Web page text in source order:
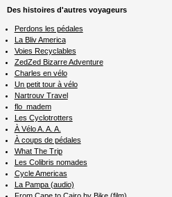
Des histoires d'autres voyageurs
Perdons les pédales
La Bliv America
Voies Recyclables
ZedZed Bizarre Adventure
Charles en vélo
Un petit tour à vélo
Nartrouv Travel
flo_madem
Les Cyclotrotters
À Vélo A. A. A.
À coups de pédales
What The Trip
Les Colibris nomades
Cycle Americas
La Pampa (audio)